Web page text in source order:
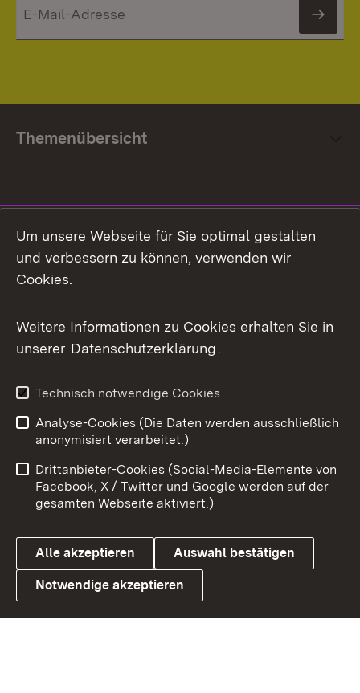
Themenübersicht
Facebook
X / Twitter
Youtube
Link zum Landesportal
Impressum
Kontakt
Barrierefreiheit
Datenschutz
Cookies
Um unsere Webseite für Sie optimal gestalten
und verbessern zu können, verwenden wir
Cookies.
Weitere Informationen zu Cookies erhalten Sie in
unserer Datenschutzerklärung.
Technisch notwendige Cookies
Analyse-Cookies (Die Daten werden ausschließlich
anonymisiert verarbeitet.)
Drittanbieter-Cookies (Social-Media-Elemente von
Facebook, X / Twitter und Google werden auf der
gesamten Webseite aktiviert.)
Alle akzeptieren Auswahl bestätigen
Notwendige akzeptieren